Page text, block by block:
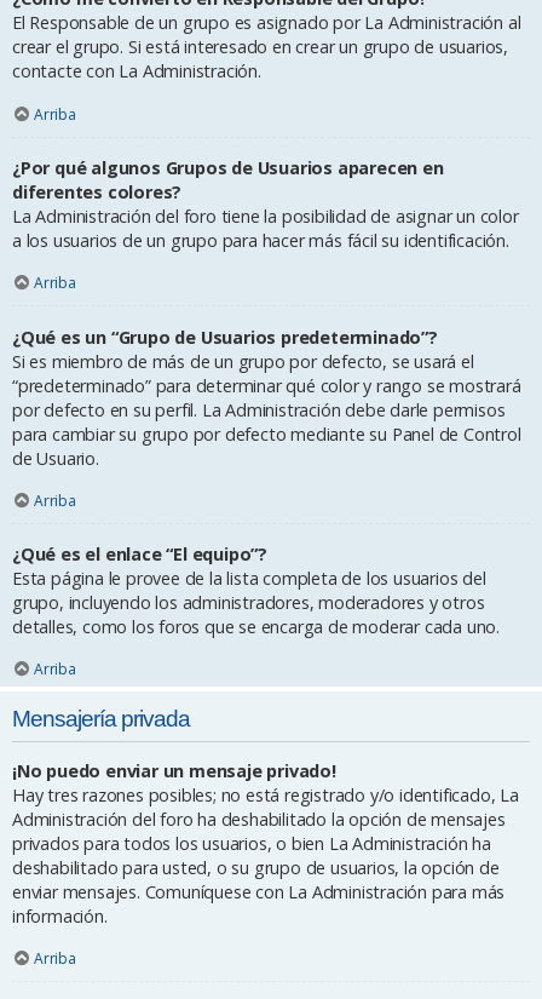
El Responsable de un grupo es asignado por La Administración al
crear el grupo. Si está interesado en crear un grupo de usuarios,
contacte con La Administración.
Arriba
¿Por qué algunos Grupos de Usuarios aparecen en
diferentes colores?
La Administración del foro tiene la posibilidad de asignar un color
a los usuarios de un grupo para hacer más fácil su identificación.
Arriba
¿Qué es un “Grupo de Usuarios predeterminado”?
Si es miembro de más de un grupo por defecto, se usará el
“predeterminado” para determinar qué color y rango se mostrará
por defecto en su perfil. La Administración debe darle permisos
para cambiar su grupo por defecto mediante su Panel de Control
de Usuario.
Arriba
¿Qué es el enlace “El equipo”?
Esta página le provee de la lista completa de los usuarios del
grupo, incluyendo los administradores, moderadores y otros
detalles, como los foros que se encarga de moderar cada uno.
Arriba
Mensajería privada
¡No puedo enviar un mensaje privado!
Hay tres razones posibles; no está registrado y/o identificado, La
Administración del foro ha deshabilitado la opción de mensajes
privados para todos los usuarios, o bien La Administración ha
deshabilitado para usted, o su grupo de usuarios, la opción de
enviar mensajes. Comuníquese con La Administración para más
información.
Arriba